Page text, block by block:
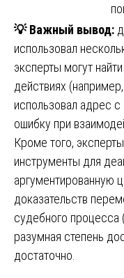
💡Важный вывод:
использовал
эксперты могут
действиях
использовал адрес
ошибку при
Кроме того,
инструменты для
аргументированную
доказательств
судебного процесса
разумная степень
достаточно.